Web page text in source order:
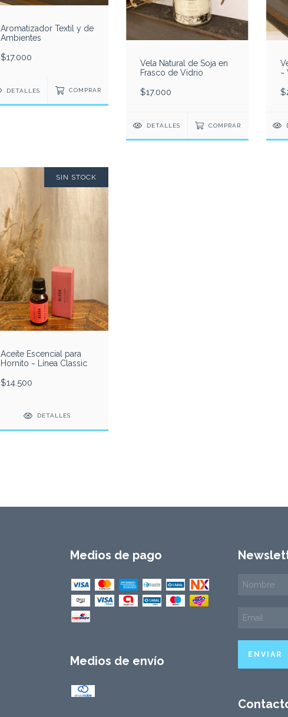
Aromatizador Textil y de
Ambientes
$17.000
DETALLES COMPRAR
Vela Natural de Soja en
Frasco de Vidrio
$17.000
DETALLES COMPRAR
~
SIN STOCK
Aceite Escencial para
Hornito ~ Línea Classic
$14.500
DETALLES
Medios de pago
Medios de envío